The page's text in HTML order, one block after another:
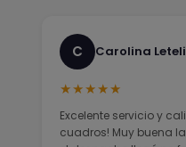
C Carolina
★★★★★
Excelente servicio y
cuadros! Muy buena